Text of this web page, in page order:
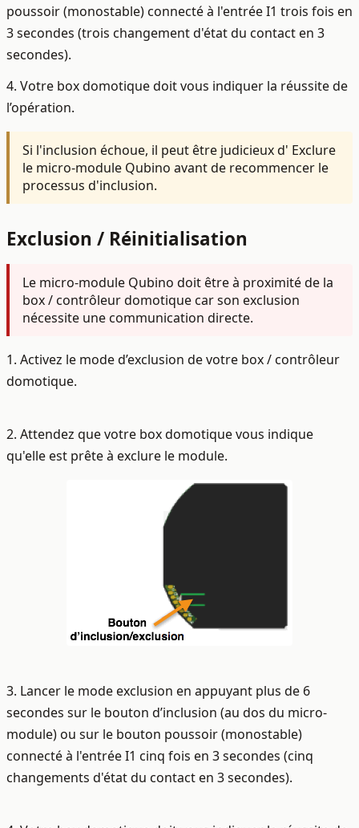
poussoir (monostable) connecté à l'entrée I1 trois fois en
3 secondes (trois changement d'état du contact en 3
secondes).
4. Votre box domotique doit vous indiquer la réussite de
l’opération.
Si l'inclusion échoue, il peut être judicieux d' Exclure
le micro-module Qubino avant de recommencer le
processus d'inclusion.
Exclusion / Réinitialisation
Le micro-module Qubino doit être à proximité de la
box / contrôleur domotique car son exclusion
nécessite une communication directe.
1. Activez le mode d’exclusion de votre box / contrôleur
domotique.
2. Attendez que votre box domotique vous indique
qu'elle est prête à exclure le module.
3. Lancer le mode exclusion en appuyant plus de 6
secondes sur le bouton d’inclusion (au dos du micro-
module) ou sur le bouton poussoir (monostable)
connecté à l'entrée I1 cinq fois en 3 secondes (cinq
changements d'état du contact en 3 secondes).